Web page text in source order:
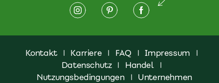
Kontakt | Karriere | FAQ | Impressum
|
Datenschutz | Handel
|
Nutzungsbedingungen
| Unternehmen